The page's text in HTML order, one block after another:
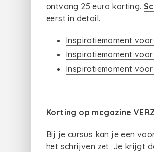
ontvang 25 euro korting.
eerst in detail.
Inspiratiemoment
Inspiratiemoment
Inspiratiemoment
Korting op magazine
Bij je cursus kan je een
het schrijven zet. Je krijgt